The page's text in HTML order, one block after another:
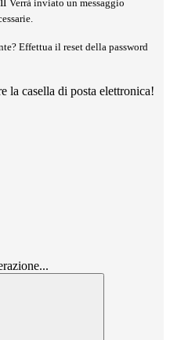
Verrà inviato un messaggio
Effettua il reset della password
la casella di posta elettronica!